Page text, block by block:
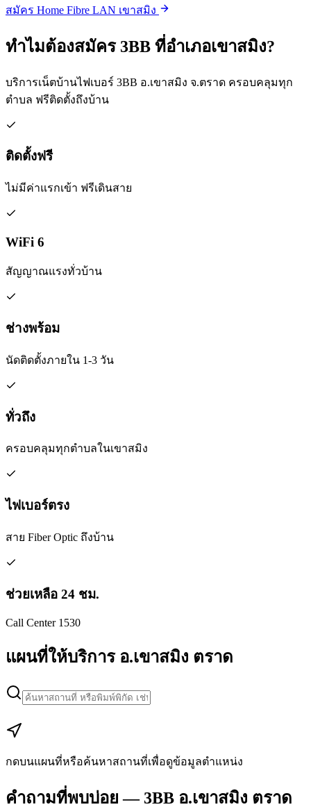
สมัคร Home Fibre LAN เขาสมิง
ทำไมต้องสมัคร 3BB ที่อำเภอเขาสมิง?
บริการเน็ตบ้านไฟเบอร์ 3BB อ.เขาสมิง จ.ตราด ครอบคลุมทุก
ตำบล ฟรีติดตั้งถึงบ้าน
ติดตั้งฟรี
ไม่มีค่าแรกเข้า ฟรีเดินสาย
WiFi 6
สัญญาณแรงทั่วบ้าน
ช่างพร้อม
นัดติดตั้งภายใน 1-3 วัน
ทั่วถึง
ครอบคลุมทุกตำบลในเขาสมิง
ไฟเบอร์ตรง
สาย Fiber Optic ถึงบ้าน
ช่วยเหลือ 24 ชม.
Call Center 1530
แผนที่ให้บริการ อ.เขาสมิง ตราด
+
กดบนแผนที่หรือค้นหาสถานที่เพื่อดูข้อมูลตำแหน่ง
คำถามที่พบบ่อย — 3BB อ.เขาสมิง ตราด